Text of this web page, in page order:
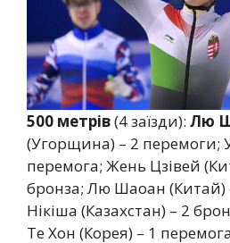
500 метрів(4 заїзди): Лю
(Угорщина) – 2 перемоги;
перемога; Жень Цзівей
бронза; Лю Шаоан (Китай)
Нікіша (Казахстан) – 2
Те Хон (Корея) – 1